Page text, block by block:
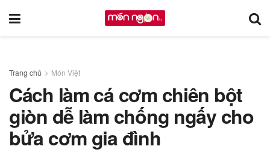
Trang chủ Món Việt
Cách làm cá cơm chiên bột
giòn dễ làm chống ngấy cho
bửa cơm gia đình